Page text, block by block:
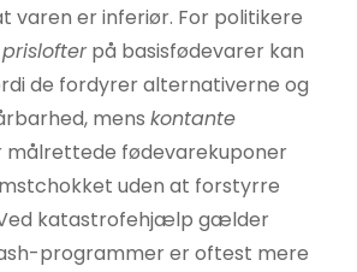
varen er inferiør. For politikere
prislofterpå basisfødevarer kan
de fordyrer alternativerne og
mens kontante
fødevarekuponer
uden at forstyrre
katastrofehjælp gælder
programmer er oftest mere